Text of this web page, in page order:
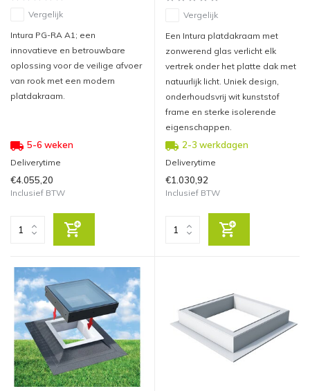
Vergelijk
Intura PG-RA A1; een
innovatieve en betrouwbare
oplossing voor de veilige afvoer
van rook met een modern
platdakraam.
5-6 weken
Deliverytime
€4.055,20
Inclusief BTW
Vergelijk
Een Intura platdakraam met
zonwerend glas verlicht elk
vertrek onder het platte dak met
natuurlijk licht. Uniek design,
onderhoudsvrij wit kunststof
frame en sterke isolerende
eigenschappen.
2-3 werkdagen
Deliverytime
€1.030,92
Inclusief BTW